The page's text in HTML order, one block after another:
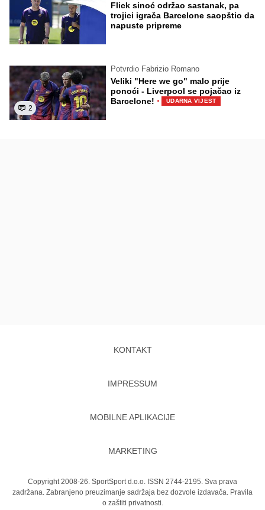
Flick sinoć održao sastanak, pa
trojici igrača Barcelone saopštio da
napuste pripreme
2
Potvrdio Fabrizio Romano
Veliki "Here we go" malo prije
ponoći - Liverpool se pojačao iz
Barcelone! · UDARNA VIJEST
KONTAKT
IMPRESSUM
MOBILNE APLIKACIJE
MARKETING
Copyright 2008-26. SportSport d.o.o. ISSN 2744-2195. Sva prava
zadržana. Zabranjeno preuzimanje sadržaja bez dozvole izdavača. Pravila
o zaštiti privatnosti.